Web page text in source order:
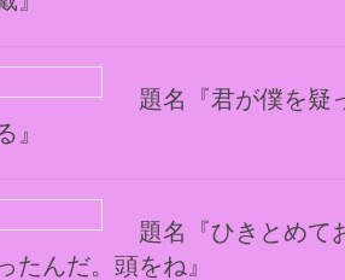
題名『君が僕を疑
』
題名『ひきとめて
たんだ。頭をね』